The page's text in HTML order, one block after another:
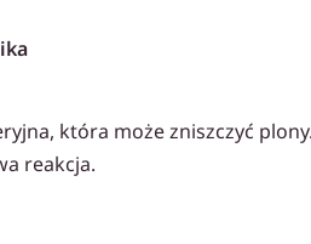
która może zniszczyć
reakcja.